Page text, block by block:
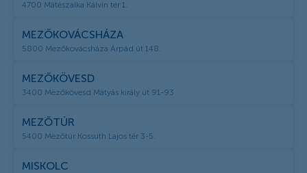
4700 Mátészalka Kálvin tér 1.
MEZŐKOVÁCSHÁZA
5800 Mezőkovácsháza Árpád út 148.
MEZŐKÖVESD
3400 Mezőkövesd Mátyás király út 91-93
MEZŐTÚR
5400 Mezőtúr Kossuth Lajos tér 3-5.
MISKOLC